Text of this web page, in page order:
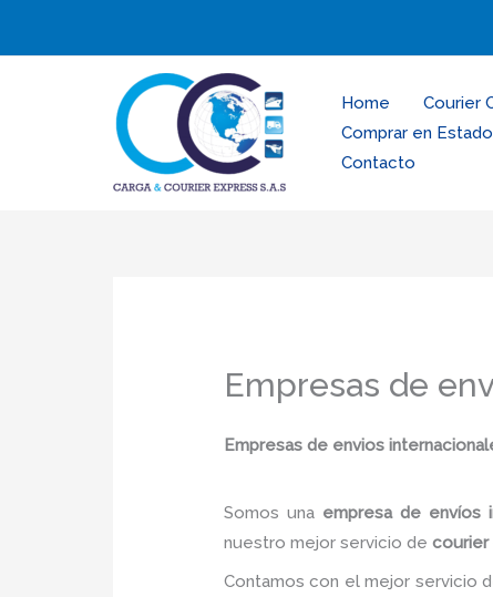
Home Courier
Comprar en
Contacto
Empresas de
Empresas de envios
Somos una empresa de envíos
nuestro mejor servicio de courier
Contamos con el mejor servicio